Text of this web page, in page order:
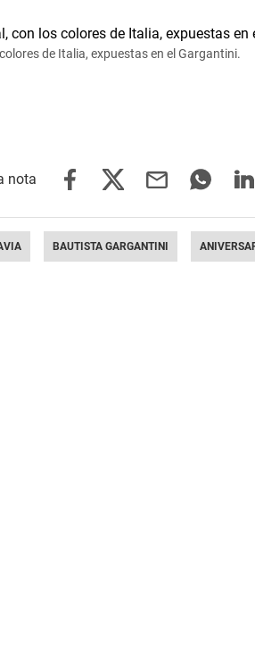
de Italia, expuestas en el Gargantini.
BAUTISTA GARGANTINI